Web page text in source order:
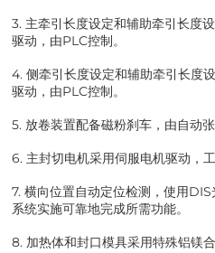
3. 主牵引长度设定和辅助牵引长度
驱动，由PLC控制。
4. 侧牵引长度设定和辅助牵引长度
驱动，由PLC控制。
5. 放卷装置配备磁粉刹车，由自动张
6. 主封切电机采用伺服电机驱动，
7. 横向位置自动定位检测，使用
系统实施可靠地完成所需功能。
8. 加热体和封口模具采用特殊铝镁